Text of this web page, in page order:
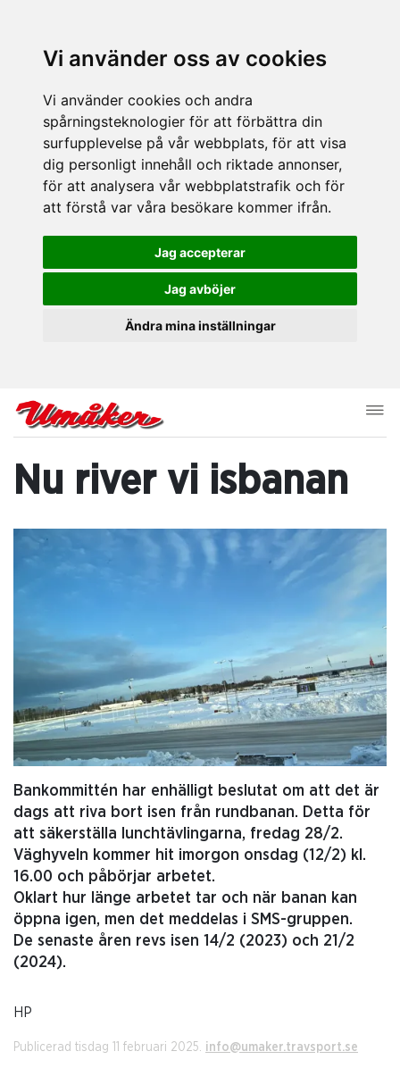
Vi använder oss av cookies
Vi använder cookies och andra
spårningsteknologier för att förbättra din
surfupplevelse på vår webbplats, för att visa
dig personligt innehåll och riktade annonser,
för att analysera vår webbplatstrafik och för
att förstå var våra besökare kommer ifrån.
Jag accepterar
Jag avböjer
Ändra mina inställningar
Nu river vi isbanan
Bankommittén har enhälligt beslutat om att det är
dags att riva bort isen från rundbanan. Detta för
att säkerställa lunchtävlingarna, fredag 28/2.
Väghyveln kommer hit imorgon onsdag (12/2) kl.
16.00 och påbörjar arbetet.
Oklart hur länge arbetet tar och när banan kan
öppna igen, men det meddelas i SMS-gruppen.
De senaste åren revs isen 14/2 (2023) och 21/2
(2024).
HP
Publicerad tisdag 11 februari 2025. info@umaker.travsport.se